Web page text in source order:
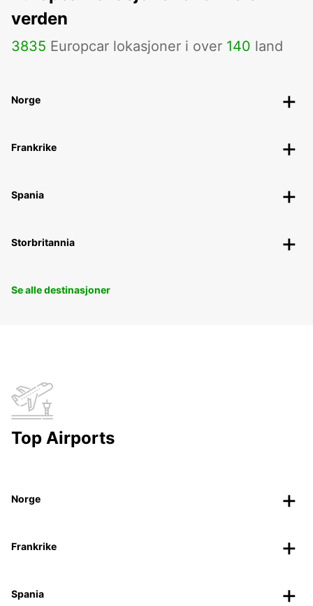
verden
3835 Europcar lokasjoner i over 140 land
Norge
Frankrike
Spania
Storbritannia
Se alle destinasjoner
Top Airports
Norge
Frankrike
Spania